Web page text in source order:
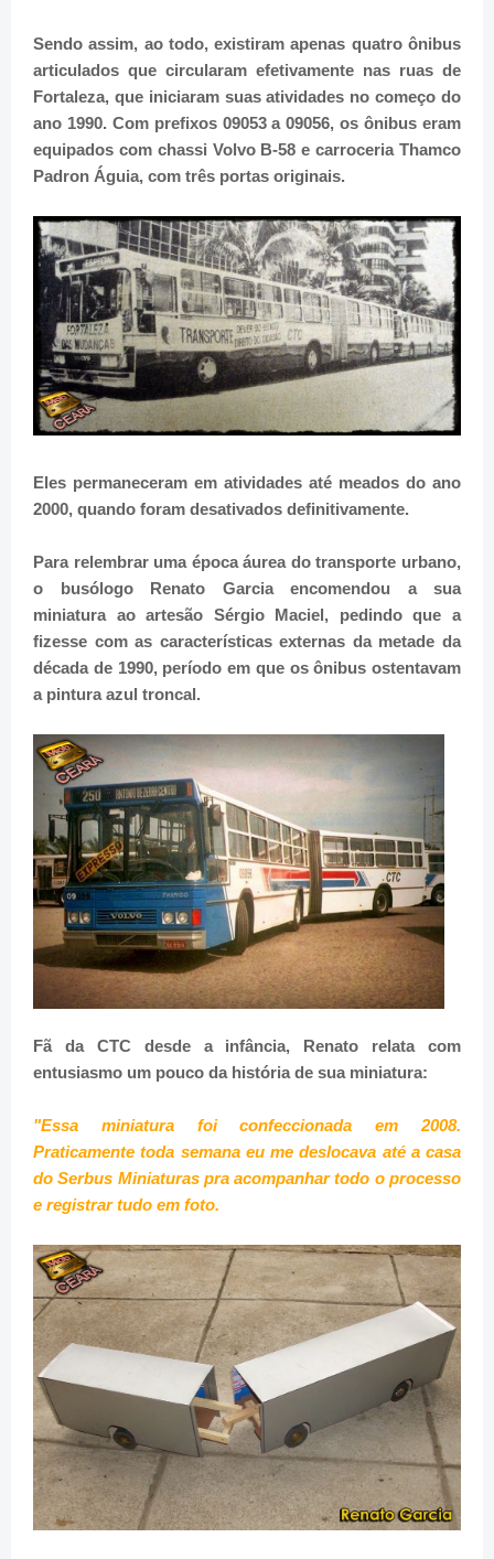
Sendo assim, ao todo, existiram apenas quatro ônibus
articulados que circularam efetivamente nas ruas de
Fortaleza, que iniciaram suas atividades no começo do
ano 1990. Com prefixos 09053 a 09056, os ônibus eram
equipados com chassi Volvo B-58 e carroceria Thamco
Padron Águia, com três portas originais.
Eles permaneceram em atividades até meados do ano
2000, quando foram desativados definitivamente.
Para relembrar uma época áurea do transporte urbano,
o busólogo Renato Garcia encomendou a sua
miniatura ao artesão Sérgio Maciel, pedindo que a
fizesse com as características externas da metade da
década de 1990, período em que os ônibus ostentavam
a pintura azul troncal.
Fã da CTC desde a infância, Renato relata com
entusiasmo um pouco da história de sua miniatura:
"Essa miniatura foi confeccionada em 2008.
Praticamente toda semana eu me deslocava até a casa
do Serbus Miniaturas pra acompanhar todo o processo
e registrar tudo em foto.